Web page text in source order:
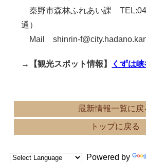
秦野市森林ふれあい課
通）
Mail shinrin-
→【観光スポット情報】 くずは
最新情報一覧に戻
トップに戻る
Powered by